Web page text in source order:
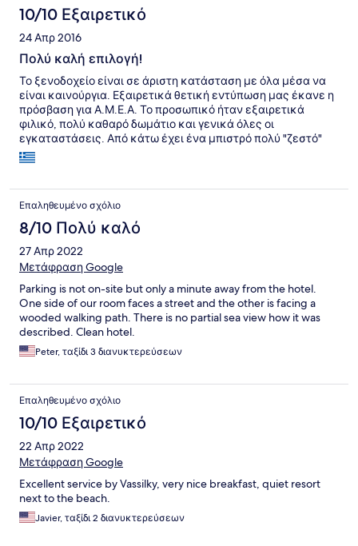
10/10 Εξαιρετικό
24 Απρ 2016
Πολύ καλή επιλογή!
Το ξενοδοχείο είναι σε άριστη κατάσταση με όλα μέσα να
είναι καινούργια. Εξαιρετικά θετική εντύπωση μας έκανε η
πρόσβαση για Α.Μ.Ε.Α. Το προσωπικό ήταν εξαιρετικά
φιλικό, πολύ καθαρό δωμάτιο και γενικά όλες οι
εγκαταστάσεις. Από κάτω έχει ένα μπιστρό πολύ "ζεστό"
στο οποίο παίρνει και το πρωινό. Η δωρεάν θέση
στάθμευσης είναι μόλις 100 μέτρα από την είσοδο του
Επαληθευμένο σχόλιο
8/10 Πολύ καλό
27 Απρ 2022
Μετάφραση Google
Parking is not on-site but only a minute away from the hotel.
One side of our room faces a street and the other is facing a
wooded walking path. There is no partial sea view how it was
described. Clean hotel.
Peter, ταξίδι 3 διανυκτερεύσεων
Επαληθευμένο σχόλιο
10/10 Εξαιρετικό
22 Απρ 2022
Μετάφραση Google
Excellent service by Vassilky, very nice breakfast, quiet resort
next to the beach.
Javier, ταξίδι 2 διανυκτερεύσεων